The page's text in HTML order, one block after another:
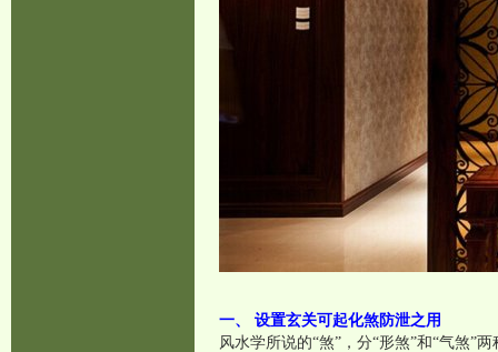
一、 设置玄关可起化煞防泄之用
风水学所说的“煞”，分“形煞”和“气煞”